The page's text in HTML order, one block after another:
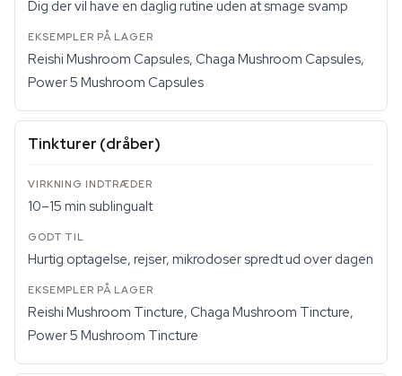
Dig der vil have en daglig rutine uden at smage svamp
Reishi Mushroom Capsules, Chaga Mushroom Capsules,
Power 5 Mushroom Capsules
Tinkturer (dråber)
10–15 min sublingualt
Hurtig optagelse, rejser, mikrodoser spredt ud over dagen
Reishi Mushroom Tincture, Chaga Mushroom Tincture,
Power 5 Mushroom Tincture